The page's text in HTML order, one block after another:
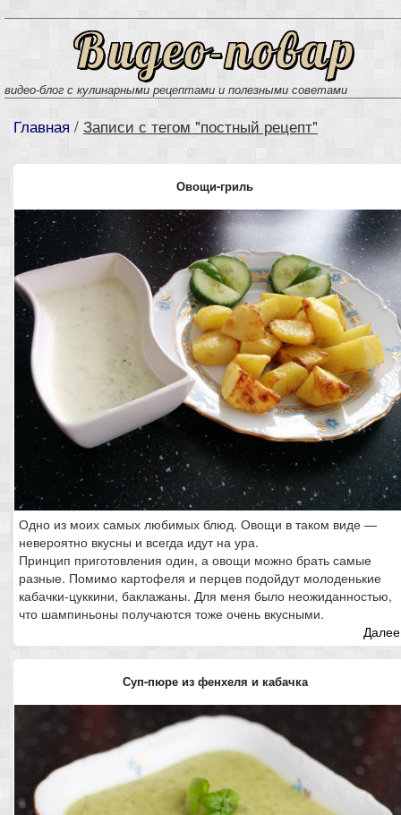
Видео-повар
видео-блог с кулинарными рецептами и полезными советами
Главная / Записи с тегом "постный рецепт"
Овощи-гриль
Одно из моих самых любимых блюд. Овощи в таком виде —
невероятно вкусны и всегда идут на ура.
Принцип приготовления один, а овощи можно брать самые
разные. Помимо картофеля и перцев подойдут молоденькие
кабачки-цуккини, баклажаны. Для меня было неожиданностью,
что шампиньоны получаются тоже очень вкусными.
Суп-пюре из фенхеля и кабачка